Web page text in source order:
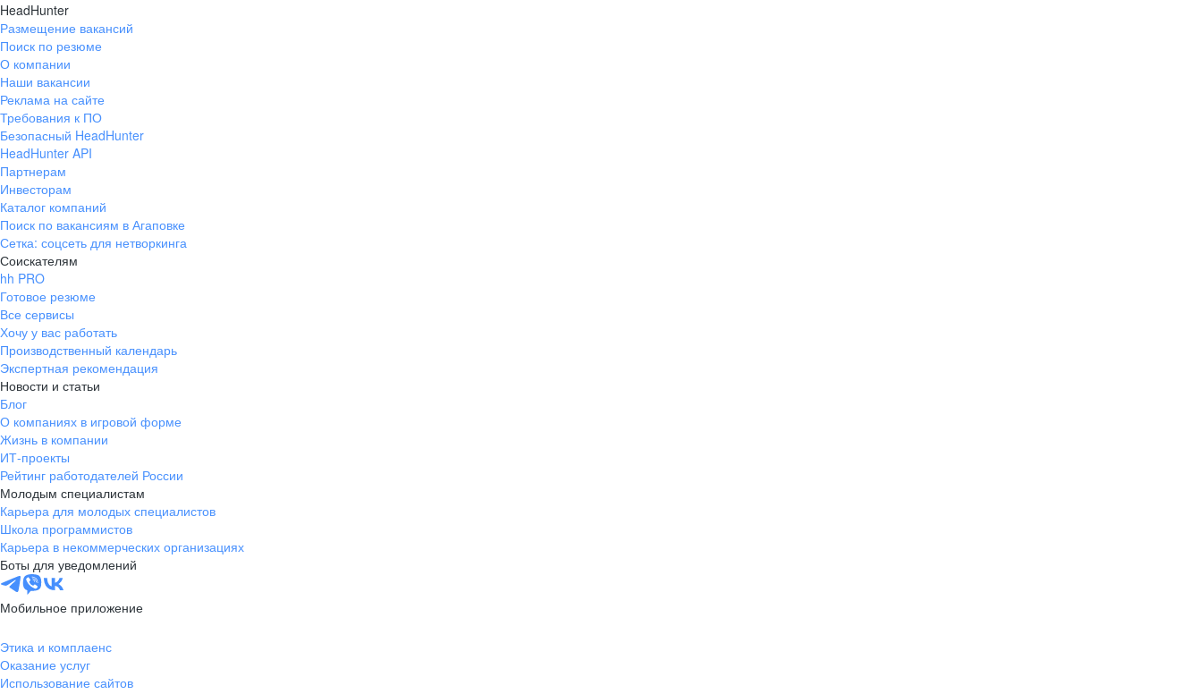
HeadHunter
Размещение вакансий
Поиск по резюме
О компании
Наши вакансии
Реклама на сайте
Требования к ПО
Безопасный HeadHunter
HeadHunter API
Партнерам
Инвесторам
Каталог компаний
Поиск по вакансиям в Агаповке
Сетка: соцсеть для нетворкинга
Соискателям
hh PRO
Готовое резюме
Все сервисы
Хочу у вас работать
Производственный календарь
Экспертная рекомендация
Новости и статьи
Блог
О компаниях в игровой форме
Жизнь в компании
ИТ-проекты
Рейтинг работодателей России
Молодым специалистам
Карьера для молодых специалистов
Школа программистов
Карьера в некоммерческих организациях
Боты для уведомлений
Мобильное приложение
Этика и комплаенс
Оказание услуг
Использование сайтов